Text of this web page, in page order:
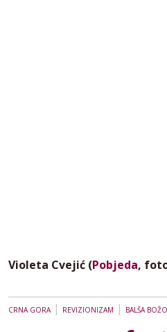
Violeta Cvejić (Pobjeda,
CRNA GORA| REVIZIONIZAM | BALŠA